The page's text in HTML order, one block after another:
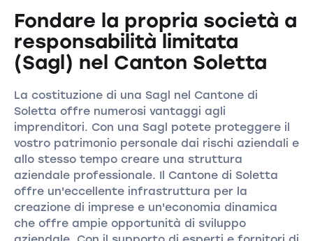
Fondare la propria società a
responsabilità limitata
(Sagl) nel Canton Soletta
La costituzione di una Sagl nel Cantone di
Soletta offre numerosi vantaggi agli
imprenditori. Con una Sagl potete proteggere il
vostro patrimonio personale dai rischi aziendali e
allo stesso tempo creare una struttura
aziendale professionale. Il Cantone di Soletta
offre un'eccellente infrastruttura per la
creazione di imprese e un'economia dinamica
che offre ampie opportunità di sviluppo